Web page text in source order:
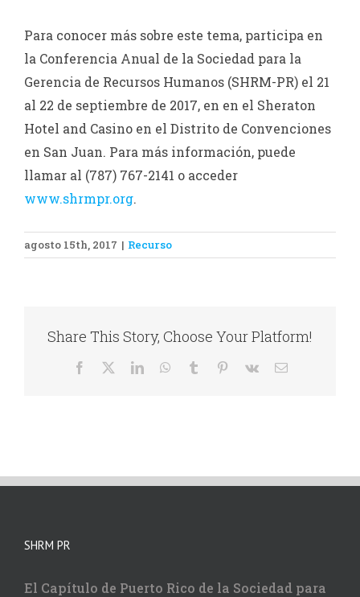
Para conocer más sobre este tema, participa en
la Conferencia Anual de la Sociedad para la
Gerencia de Recursos Humanos (SHRM-PR) el 21
al 22 de septiembre de 2017, en en el Sheraton
Hotel and Casino en el Distrito de Convenciones
en San Juan. Para más información, puede
llamar al (787) 767-2141 o acceder
www.shrmpr.org.
agosto 15th, 2017 | Recurso
Share This Story, Choose Your Platform!
Facebook LinkedInWhatsApp
Tumblr Pinterest
Vk
Correo
SHRM PR
El Capítulo de Puerto Rico de la Sociedad para